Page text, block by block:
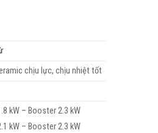
chịu lực, chịu nhiệt tốt
kW – Booster 2.3 kW
kW – Booster 2.3 kW